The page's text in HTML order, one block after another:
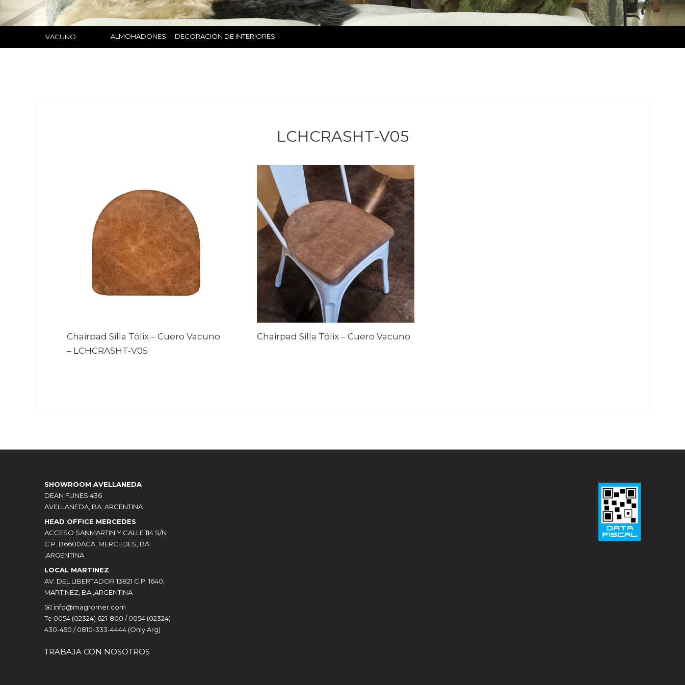
VACUNO ALMOHADONES DECORACIÓN DE INTERIORES
LCHCRASHT-V05
Chairpad Silla Tólix – Cuero Vacuno
– LCHCRASHT-V05
Chairpad Silla Tólix – Cuero Vacuno
SHOWROOM AVELLANEDA
DEAN FUNES 436
AVELLANEDA, BA, ARGENTINA
HEAD OFFICE MERCEDES
ACCESO SANMARTIN Y CALLE 114 S/N
C.P. B6600AGA, MERCEDES, BA
,ARGENTINA
LOCAL MARTINEZ
AV. DEL LIBERTADOR 13821 C.P. 1640,
MARTINEZ, BA ,ARGENTINA
✉️ info@magromer.com
Te 0054 (02324) 621-800 / 0054 (02324)
430-450 / 0810-333-4444 (Only Arg)
TRABAJA CON NOSOTROS